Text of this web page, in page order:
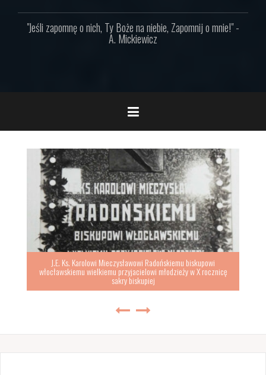
"Jeśli zapomnę o nich, Ty Boże na niebie, Zapomnij o mnie!" -
A. Mickiewicz
J.E. Ks. Karolowi Mieczysławowi Radońskiemu biskupowi
włocławskiemu wielkiemu przyjacielowi młodzieży w X rocznicę
sakry biskupiej